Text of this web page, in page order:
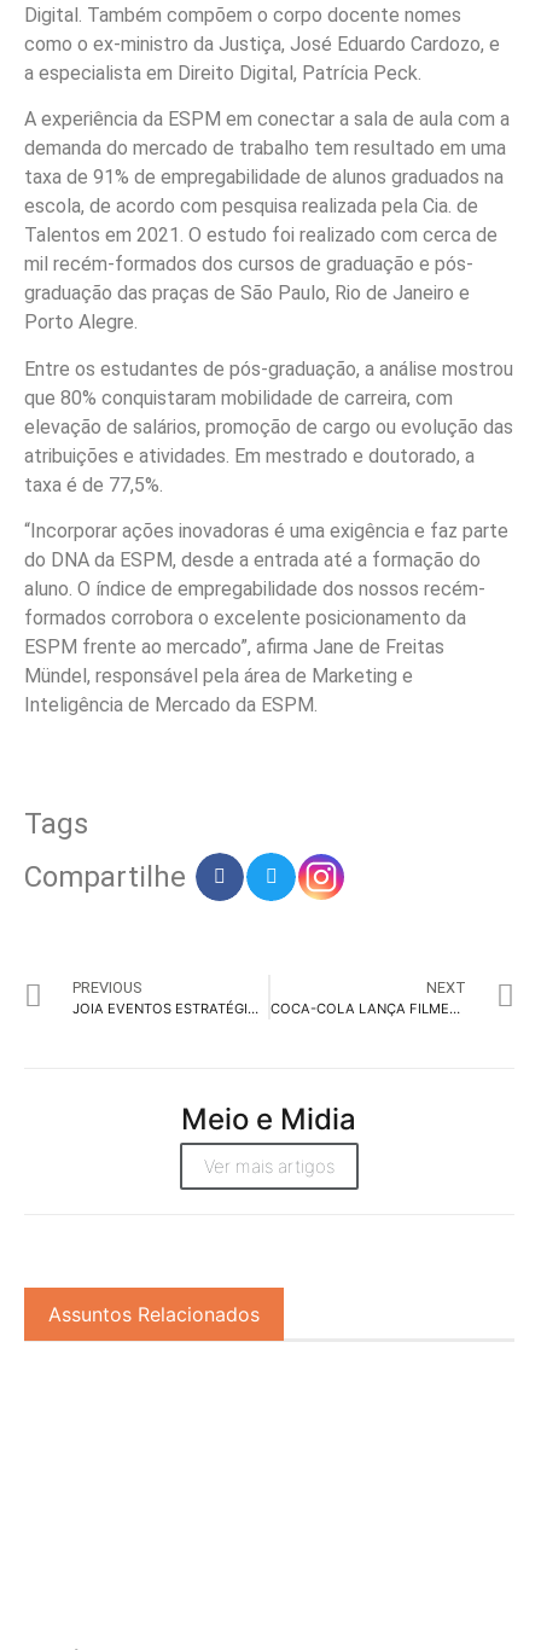
Digital. Também compõem o corpo docente nomes
como o ex-ministro da Justiça, José Eduardo Cardozo, e
a especialista em Direito Digital, Patrícia Peck.
A experiência da ESPM em conectar a sala de aula com a
demanda do mercado de trabalho tem resultado em uma
taxa de 91% de empregabilidade de alunos graduados na
escola, de acordo com pesquisa realizada pela Cia. de
Talentos em 2021. O estudo foi realizado com cerca de
mil recém-formados dos cursos de graduação e pós-
graduação das praças de São Paulo, Rio de Janeiro e
Porto Alegre.
Entre os estudantes de pós-graduação, a análise mostrou
que 80% conquistaram mobilidade de carreira, com
elevação de salários, promoção de cargo ou evolução das
atribuições e atividades. Em mestrado e doutorado, a
taxa é de 77,5%.
“Incorporar ações inovadoras é uma exigência e faz parte
do DNA da ESPM, desde a entrada até a formação do
aluno. O índice de empregabilidade dos nossos recém-
formados corrobora o excelente posicionamento da
ESPM frente ao mercado”, afirma Jane de Freitas
Mündel, responsável pela área de Marketing e
Inteligência de Mercado da ESPM.
Tags
Compartilhe
PREVIOUS
JOIA EVENTOS ESTRATÉGICOS COMEMORA 10 ANOS
NEXT
COCA-COLA LANÇA FILMES PARA A COPA DA FIFA
Meio e Midia
Ver mais artigos
Assuntos Relacionados